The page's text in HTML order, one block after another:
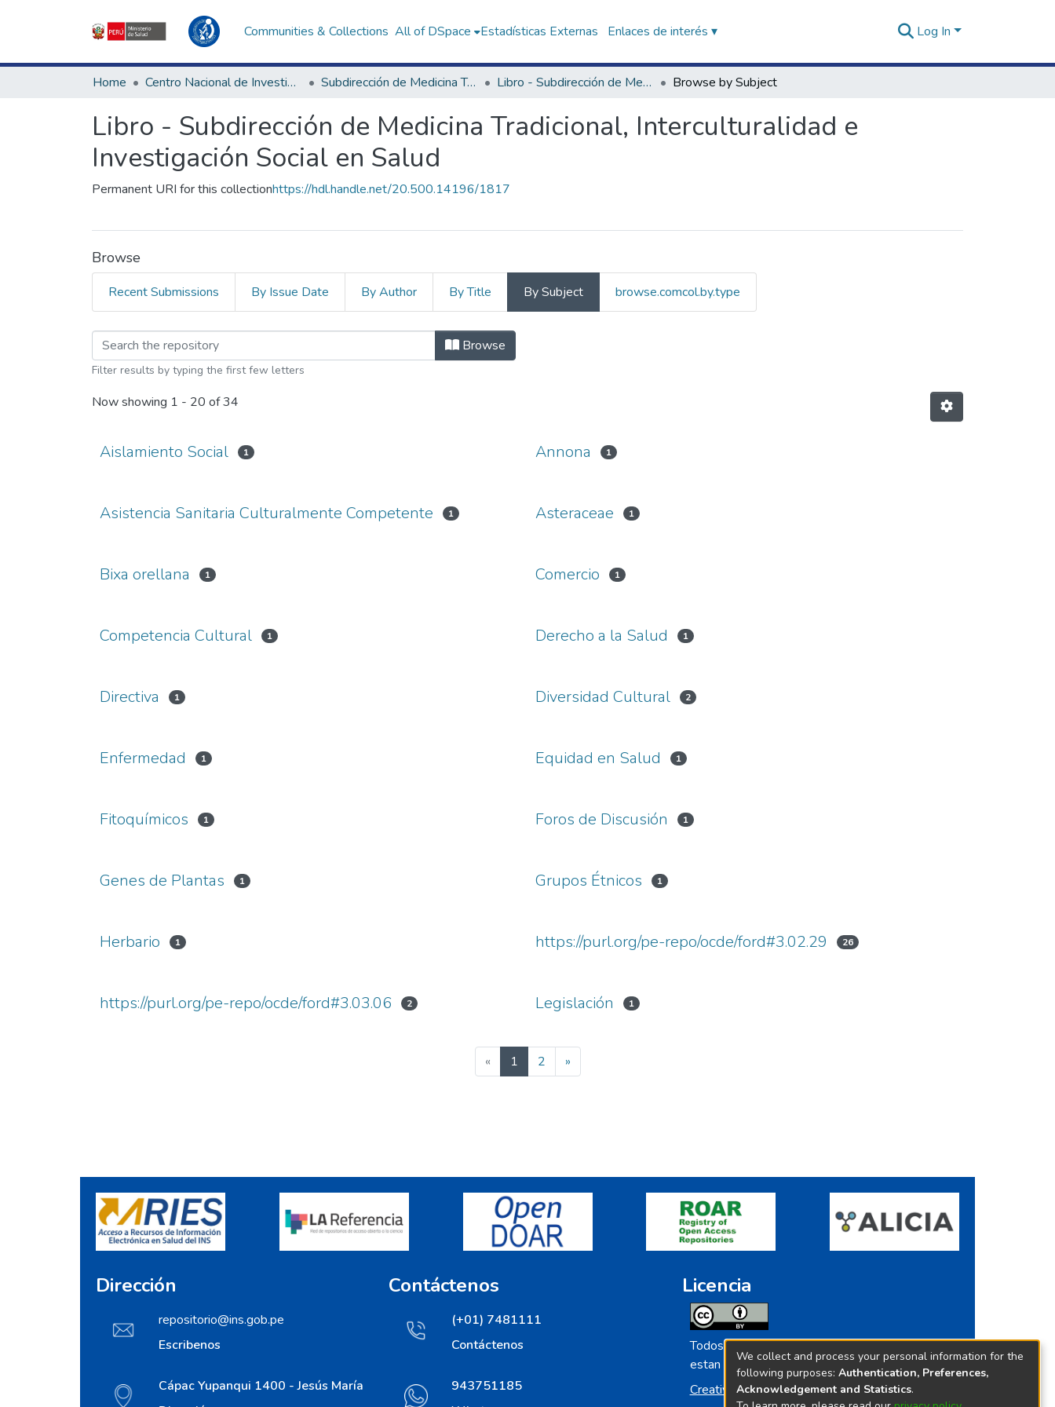
Communities & Collections All of DSpace Estadísticas Externas Enlaces de interés ▾ Log In
Home Centro Nacional de Investigación Social e Interculturalidad en Salud Subdirección de Medicina Tradicional, Interculturalidad e Investigación Social en Salud Libro - Subdirección de Medicina Tradicional, Interculturalidad e Investigación Social en Salud Browse by Subject
Libro - Subdirección de Medicina Tradicional, Interculturalidad e
Investigación Social en Salud
Permanent URI for this collectionhttps://hdl.handle.net/20.500.14196/1817
Browse
Recent Submissions By Issue Date By Author By Title By Subject browse.comcol.by.type
Browsing Libro - Subdirección de Medicina Tradicional, Interculturalidad e
Browse
Filter results by typing the first few letters
Now showing 1 - 20 of 34
Aislamiento Social 1 Annona 1
Asistencia Sanitaria Culturalmente Competente 1 Asteraceae 1
Bixa orellana 1 Comercio 1
Competencia Cultural 1 Derecho a la Salud 1
Directiva 1 Diversidad Cultural 2
Enfermedad 1 Equidad en Salud 1
Fitoquímicos 1 Foros de Discusión 1
Genes de Plantas 1 Grupos Étnicos 1
Herbario 1 https://purl.org/pe-repo/ocde/ford#3.02.29 26
https://purl.org/pe-repo/ocde/ford#3.03.06 2 Legislación 1
« 1(current)
2 »
Dirección
repositorio@ins.gob.pe
Escribenos
Cápac Yupanqui 1400 - Jesús María
Contáctenos
(+01) 7481111
Contáctenos
943751185
Licencia
Todos los contenidos de repositorio.ins.gob.pe
estan licenciados bajo
Creative Commoms License
We collect and process your personal information for the
following purposes: Authentication, Preferences,
Acknowledgement and Statistics.